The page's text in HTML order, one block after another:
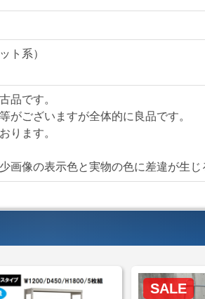
＜自社便＞＊神奈川、
東京都内 5,500円から
自社便についてはこち
＜送料例＞
ト系）
品です。
がございますが全体的に良品です。
ります。
画像の表示色と実物の色に差違が生
SALE